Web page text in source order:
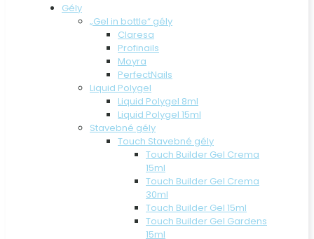
Gély
„Gel in bottle“ gély
Claresa
Profinails
Moyra
PerfectNails
Liquid Polygel
Liquid Polygel 8ml
Liquid Polygel 15ml
Stavebné gély
Touch Stavebné gély
Touch Builder Gel Crema
15ml
Touch Builder Gel Crema
30ml
Touch Builder Gel 15ml
Touch Builder Gel Gardens
15ml